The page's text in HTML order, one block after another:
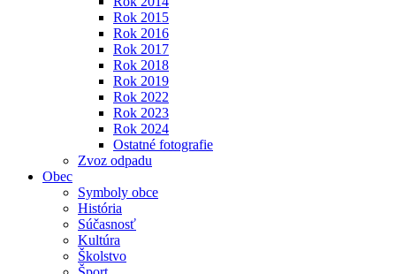
Rok 2015
Rok 2016
Rok 2017
Rok 2018
Rok 2019
Rok 2022
Rok 2023
Rok 2024
Ostatné fotografie
Zvoz odpadu
Obec
Symboly obce
História
Súčasnosť
Kultúra
Školstvo